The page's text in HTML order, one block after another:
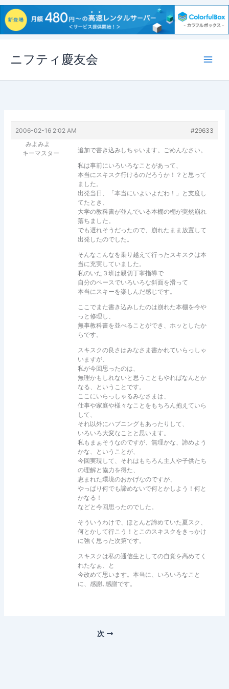
ス
ニフティ慶友会
2006-02-16 2:02 AM
#29633
みよみよ
キーマスター
追加で書き込みしちゃいます。ごめんなさい。
私は事前にいろいろなことがあって、
本当にスキスク行けるのだろうか！？と思って
ました。
出発当日、「本当にいよいよだわ！」と支度し
てたとき、
大学の教科書が並んでいる本棚の棚が突然崩れ
落ちました。
でも遅れそうだったので、崩れたまま放置して
出発したのでした。
そんなこんなを乗り越えて行ったスキスクは本
当に充実していました。
私のいた３班は親切丁寧指導で
自分のペースでいろいろな斜面を滑って
本当にスキーを楽しんだ感じです。
ここでまた書き込みしたのは崩れた本棚を今や
っと修理し、
無事教科書を並べることができ、ホッとしたか
らです。
スキスクの良さはみなさま書かれていらっしゃ
いますが、
私が今回思ったのは、
無理かもしれないと思うこともやればなんとか
なる、ということです。
ここにいらっしゃるみなさまは、
仕事や家庭や様々なことをもちろん抱えていら
して、
それ以外にハプニングもあったりして、
いろいろ大変なことと思います。
私もまぁそうなのですが、無理かな、諦めよう
かな、ということが、
今回実現して、それはもちろん主人や子供たち
の理解と協力を得た、
恵まれた環境のおかげなのですが、
やっぱり何でも諦めないで何とかしよう！何と
かなる！
などと今回思ったのでした。
そういうわけで、ほとんど諦めていた夏スク、
何とかして行こう！とこのスキスクをきっかけ
に強く思った次第です。
スキスクは私の通信生としての自覚を高めてく
れたなぁ、と
今改めて思います。本当に、いろいろなこと
に、感謝､感謝です。
次